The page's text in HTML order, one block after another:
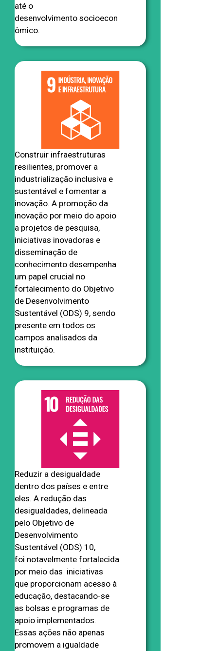
até o
desenvolvimento socioecon
ômico.
Construir infraestruturas
resilientes, promover a
industrialização inclusiva e
sustentável e fomentar a
inovação. A promoção da
inovação por meio do apoio
a projetos de pesquisa,
iniciativas inovadoras e
disseminação de
conhecimento desempenha
um papel crucial no
fortalecimento do Objetivo
de Desenvolvimento
Sustentável (ODS) 9, sendo
presente em todos os
campos analisados da
instituição.
Reduzir a desigualdade
dentro dos países e entre
eles. A redução das
desigualdades, delineada
pelo Objetivo de
Desenvolvimento
Sustentável (ODS) 10,
foi notavelmente fortalecida
por meio das iniciativas
que proporcionam acesso à
educação, destacando-se
as bolsas e programas de
apoio implementados.
Essas ações não apenas
promovem a igualdade